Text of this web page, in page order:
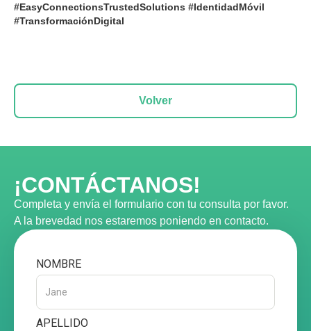
#EasyConnectionsTrustedSolutions #IdentidadMóvil
#TransformaciónDigital
Volver
¡CONTÁCTANOS!
Completa y envía el formulario con tu consulta por favor.
A la brevedad nos estaremos poniendo en contacto.
NOMBRE
APELLIDO